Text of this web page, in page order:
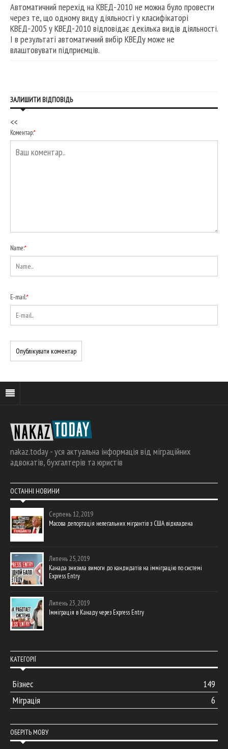
Автоматичний перехід на КВЕД-2010 не можна було провести
через те, що одному виду діяльності у класифікаторі
КВЕД-2005 у КВЕД-2010 відповідає декілька видів діяльності.
І в результаті автоматичний вибір КВЕДу може не
влаштовувати підприємців.
ЗАЛИШИТИ ВІДПОВІДЬ
<<
Коментар:*
Name:*
E-mail:*
nakaz.today - уся актуальна інформація від міграційних
адвокатів, бухгалтерів та юристів
ОСТАННІ НОВИНИ
Серпень 12, 2019
Масова депортація нелегальних мігрантів з США відкладена
Липень 25, 2019
Канада знизила вимоги до кандидатів на імміграцію по системі
Express Entry
Липень 23, 2019
Імміграція в Канаду через Express Entry
КАТЕГОРІЇ
Бізнес
149
Міграція
6
ОБЕРІТЬ МОВУ